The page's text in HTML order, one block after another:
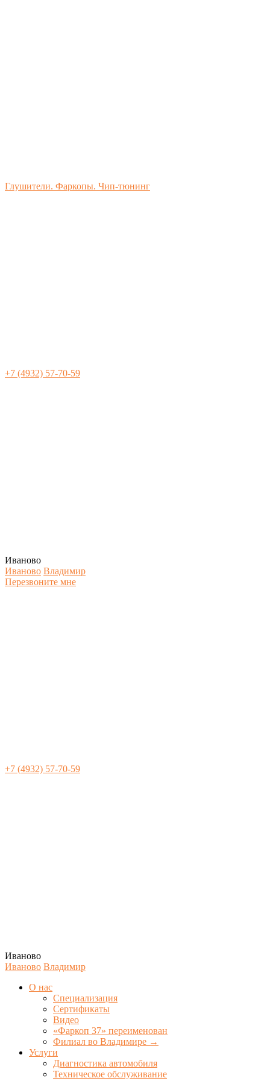
Глушители. Фаркопы. Чип-тюнинг
+7 (4932) 57-70-59
Иваново
Иваново Владимир
Перезвоните мне
+7 (4932) 57-70-59
Иваново
Иваново Владимир
О нас
Специализация
Сертификаты
Видео
«Фаркоп 37» переименован
Филиал во Владимире →
Услуги
Диагностика автомобиля
Техническое обслуживание